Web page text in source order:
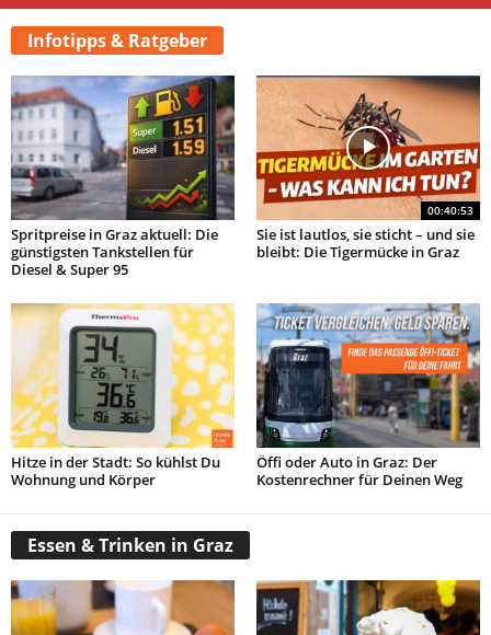
Infotipps & Ratgeber
Spritpreise in Graz aktuell: Die
günstigsten Tankstellen für
Diesel & Super 95
00:40:53
Sie ist lautlos, sie sticht – und sie
bleibt: Die Tigermücke in Graz
Hitze in der Stadt: So kühlst Du
Wohnung und Körper
Öffi oder Auto in Graz: Der
Kostenrechner für Deinen Weg
Essen & Trinken in Graz